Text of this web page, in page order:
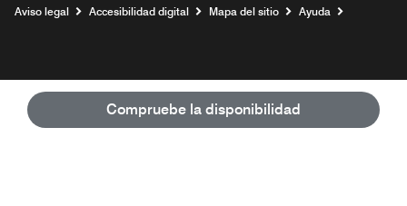
Compruebe la disponibilidad
Aviso legal
Accesibilidad digital Mapa del sitio Ayuda